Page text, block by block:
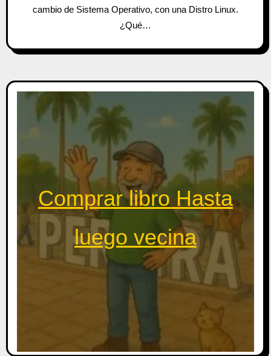
cambio de Sistema Operativo, con una Distro Linux.
¿Qué…
Comprar libro Hasta
luego vecina